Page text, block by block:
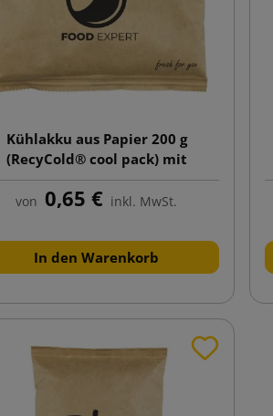
Kühlakku aus Papier 200 g
(RecyCold® cool pack) mit
Aufdruck
von 0,65 € inkl. MwSt.
In den Warenkorb